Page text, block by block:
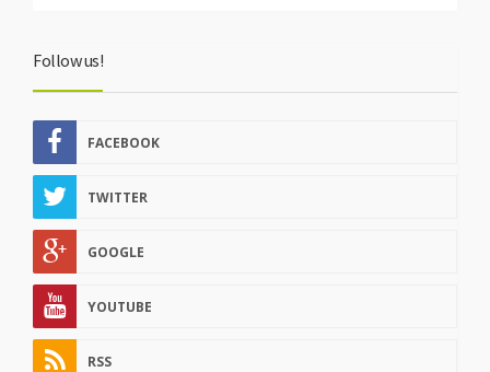
Follow us!
FACEBOOK
TWITTER
GOOGLE
YOUTUBE
RSS